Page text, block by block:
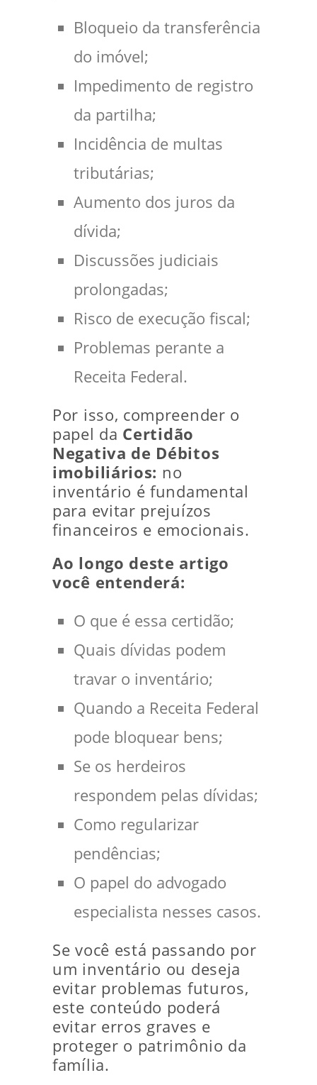
Bloqueio da transferência
do imóvel;
Impedimento de registro
da partilha;
Incidência de multas
tributárias;
Aumento dos juros da
dívida;
Discussões judiciais
prolongadas;
Risco de execução fiscal;
Problemas perante a
Receita Federal.
Por isso, compreender o
papel da Certidão
Negativa de Débitos
imobiliários: no
inventário é fundamental
para evitar prejuízos
financeiros e emocionais.
Ao longo deste artigo
você entenderá:
O que é essa certidão;
Quais dívidas podem
travar o inventário;
Quando a Receita Federal
pode bloquear bens;
Se os herdeiros
respondem pelas dívidas;
Como regularizar
pendências;
O papel do advogado
especialista nesses casos.
Se você está passando por
um inventário ou deseja
evitar problemas futuros,
este conteúdo poderá
evitar erros graves e
proteger o patrimônio da
família.